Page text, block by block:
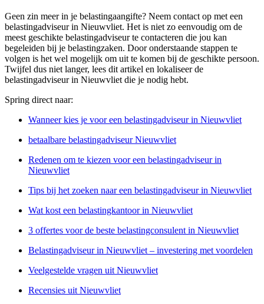
Geen zin meer in je belastingaangifte? Neem contact op met een
belastingadviseur in Nieuwvliet. Het is niet zo eenvoudig om de
meest geschikte belastingadviseur te contacteren die jou kan
begeleiden bij je belastingzaken. Door onderstaande stappen te
volgen is het wel mogelijk om uit te komen bij de geschikte persoon.
Twijfel dus niet langer, lees dit artikel en lokaliseer de
belastingadviseur in Nieuwvliet die je nodig hebt.
Spring direct naar:
Wanneer kies je voor een belastingadviseur in Nieuwvliet
betaalbare belastingadviseur Nieuwvliet
Redenen om te kiezen voor een belastingadviseur in
Nieuwvliet
Tips bij het zoeken naar een belastingadviseur in Nieuwvliet
Wat kost een belastingkantoor in Nieuwvliet
3 offertes voor de beste belastingconsulent in Nieuwvliet
Belastingadviseur in Nieuwvliet – investering met voordelen
Veelgestelde vragen uit Nieuwvliet
Recensies uit Nieuwvliet